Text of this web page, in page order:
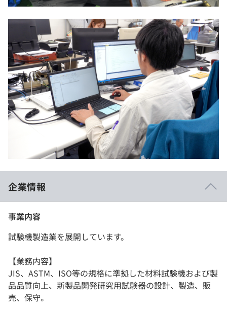
企業情報
事業内容
試験機製造業を展開しています。
【業務内容】
JIS、ASTM、ISO等の規格に準拠した材料試験機および製
品品質向上、新製品開発研究用試験器の設計、製造、販
売、保守。